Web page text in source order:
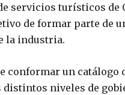
servicios turísticos de
de formar parte de
la industria.
conformar un catálogo
niveles de